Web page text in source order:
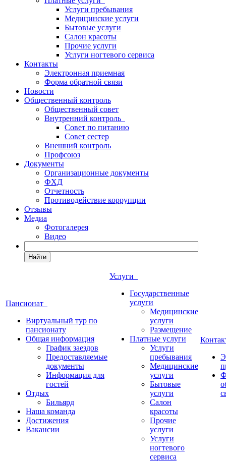
Услуги пребывания
Медицинские услуги
Бытовые услуги
Салон красоты
Прочие услуги
Услуги ногтевого сервиса
Контакты
Электронная приемная
Форма обратной связи
Новости
Общественный контроль
Общественный совет
Внутренний контроль
Совет по питанию
Совет сестер
Внешний контроль
Профсоюз
Документы
Организационные документы
ФХД
Отчетность
Противодействие коррупции
Отзывы
Медиа
Фотогалерея
Видео
Найти
Пансионат
Виртуальный тур по
пансионату
Общая информация
График заездов
Предоставляемые
документы
Информация для
гостей
Отдых
Бильярд
Наша команда
Достижения
Вакансии
Услуги
Государственные
услуги
Медицинские
услуги
Размещение
Платные услуги
Услуги
пребывания
Медицинские
услуги
Бытовые
услуги
Салон
красоты
Прочие
услуги
Услуги
ногтевого
сервиса